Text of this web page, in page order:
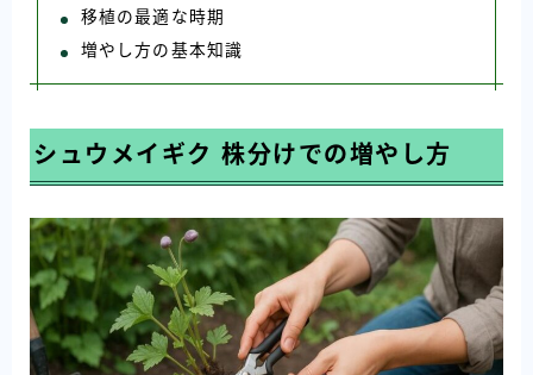
移植の最適な時期
増やし方の基本知識
シュウメイギク 株分けでの増やし方